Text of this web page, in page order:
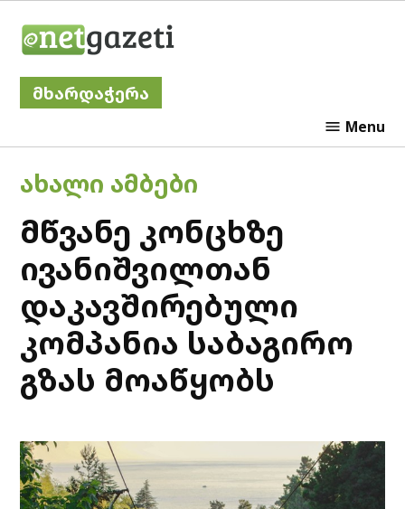
მხარდაჭერა
Menu
POSTED
IN
ᲐᲮᲐᲚᲘ ᲐᲛᲑᲔᲑᲘ
მწვანე კონცხზე
ივანიშვილთან
დაკავშირებული
კომპანია საბაგირო
გზას მოაწყობს